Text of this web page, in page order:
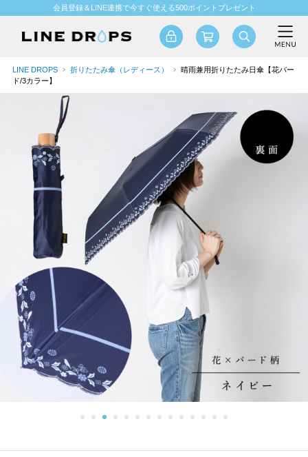
会員登録＆LINE連携で今すぐ使える500ポイントプレゼント
LINE DROPS 折りたたみ傘（レディース）
晴雨兼用折りたたみ日傘【花バー
ド/3カラー】